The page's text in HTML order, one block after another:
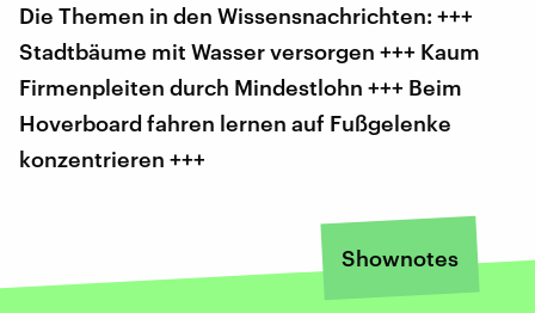
Die Themen in den Wissensnachrichten: +++
Stadtbäume mit Wasser versorgen +++ Kaum
Firmenpleiten durch Mindestlohn +++ Beim
Hoverboard fahren lernen auf Fußgelenke
konzentrieren +++
Shownotes